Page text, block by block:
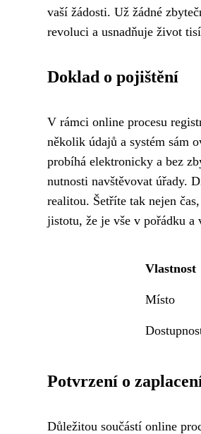
vaší žádosti. Už žádné
revoluci a usnadňuje život
Doklad o pojištění
V rámci online procesu
několik údajů a systém sám
probíhá elektronicky a bez
nutnosti navštěvovat úřady.
realitou. Šetříte tak nejen
jistotu, že je vše v pořádku a
Vlastnost
Místo
Potvrzení o
Důležitou součástí online